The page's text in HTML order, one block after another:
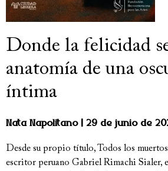
Donde la felicidad
anatomía de una
íntima
Nata Napolitano 29 de junio de
Desde su propio título, Todos los
escritor peruano Gabriel Rimachi Sialer,